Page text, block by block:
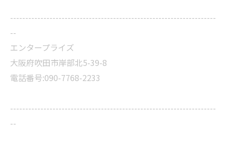
--------------------------------------------------------------------
--
エンタープライズ
大阪府吹田市岸部北5-39-8
電話番号:090-7768-2233
--------------------------------------------------------------------
--